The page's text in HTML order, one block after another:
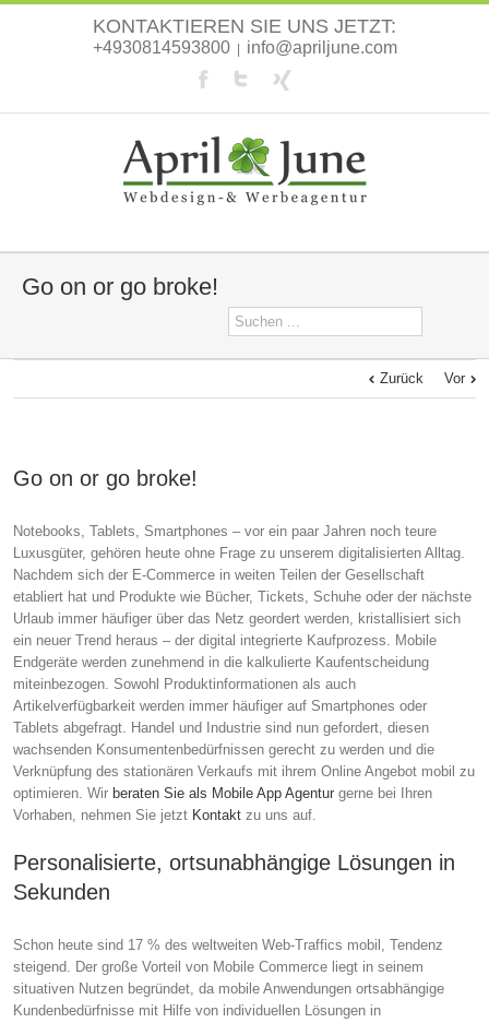
KONTAKTIEREN SIE UNS JETZT:
+4930814593800 info@apriljune.com
Go on or go broke!
Zurück Vor
Go on or go broke!
Notebooks, Tablets, Smartphones – vor ein paar Jahren noch teure
Luxusgüter, gehören heute ohne Frage zu unserem digitalisierten Alltag.
Nachdem sich der E-Commerce in weiten Teilen der Gesellschaft
etabliert hat und Produkte wie Bücher, Tickets, Schuhe oder der nächste
Urlaub immer häufiger über das Netz geordert werden, kristallisiert sich
ein neuer Trend heraus – der digital integrierte Kaufprozess. Mobile
Endgeräte werden zunehmend in die kalkulierte Kaufentscheidung
miteinbezogen. Sowohl Produktinformationen als auch
Artikelverfügbarkeit werden immer häufiger auf Smartphones oder
Tablets abgefragt. Handel und Industrie sind nun gefordert, diesen
wachsenden Konsumentenbedürfnissen gerecht zu werden und die
Verknüpfung des stationären Verkaufs mit ihrem Online Angebot mobil zu
optimieren. Wir beraten Sie als Mobile App Agentur gerne bei Ihren
Vorhaben, nehmen Sie jetzt Kontakt zu uns auf.
Personalisierte, ortsunabhängige Lösungen in
Sekunden
Schon heute sind 17 % des weltweiten Web-Traffics mobil, Tendenz
steigend. Der große Vorteil von Mobile Commerce liegt in seinem
situativen Nutzen begründet, da mobile Anwendungen ortsabhängige
Kundenbedürfnisse mit Hilfe von individuellen Lösungen in